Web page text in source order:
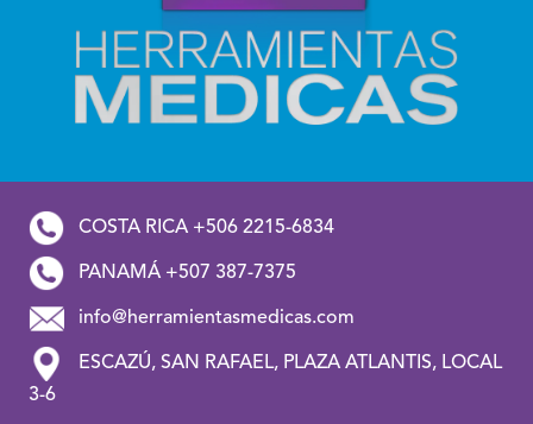
COSTA RICA +506 2215-6834
PANAMÁ +507 387-7375
info@herramientasmedicas.com
ESCAZÚ, SAN RAFAEL, PLAZA ATLANTIS, LOCAL
3-6